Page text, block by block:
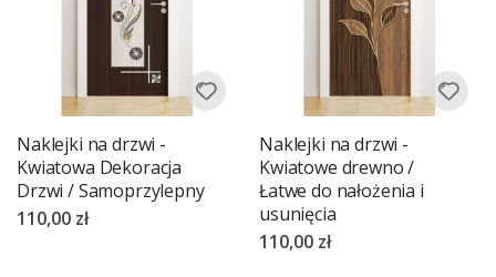
Naklejki na drzwi -
Kwiatowa Dekoracja
Drzwi / Samoprzylepny
110,00 zł
Naklejki na drzwi -
Kwiatowe drewno /
Łatwe do nałożenia i
usunięcia
110,00 zł